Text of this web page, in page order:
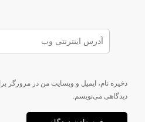
ذخیره نام، ایمیل و وبسایت من در مرورگر
دیدگاهی می‌نویسم.